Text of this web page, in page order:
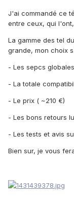
J'ai commandé ce
entre ceux, qui
La gamme des tel
grande, mon choix
- Les sepcs globales
- La totale
- Le prix ( ~210 €)
- Les bons retours
- Les tests et avis
Bien sur, je vous